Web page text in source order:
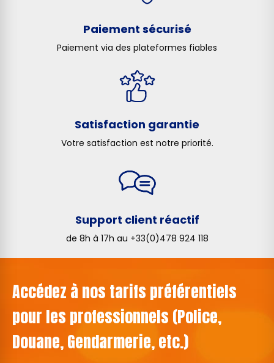
Paiement sécurisé
Paiement via des plateformes fiables
Satisfaction garantie
Votre satisfaction est notre priorité.
Support client réactif
de 8h à 17h au +33(0)478 924 118
Accédez à nos tarifs préférentiels
pour les professionnels (Police,
Douane, Gendarmerie, etc.)